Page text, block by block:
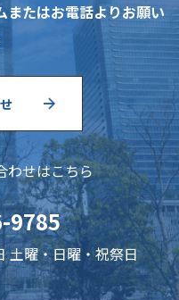
またはお電話よりお願い
わせはこちら
9785
土曜・日曜・祝祭日